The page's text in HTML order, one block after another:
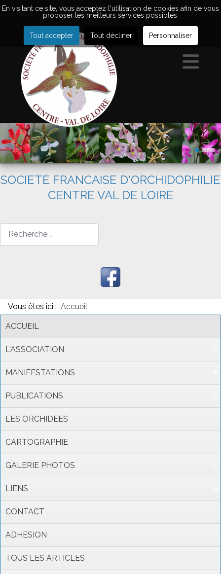
SOCIETE FRANCAISE D'ORCHIDOPHILIE
CENTRE VAL DE LOIRE
Rechercher
Vous êtes ici : Accueil
ACCUEIL
L'ASSOCIATION
MANIFESTATIONS
PUBLICATIONS
LES ORCHIDEES
CARTOGRAPHIE
GALERIE PHOTOS
LIENS
CONTACT
ADHESION
TOUS LES ARTICLES
En visitant ce site, vous acceptez l'utilisation de cookies afin de vous
proposer les meilleurs services possibles.
Tout accepter Tout décliner Personnaliser